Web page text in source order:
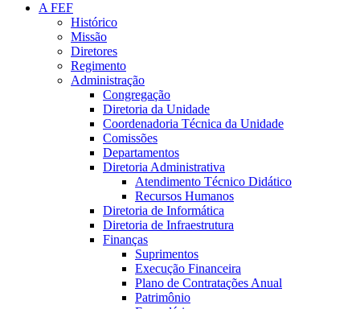
A FEF
Histórico
Missão
Diretores
Regimento
Administração
Congregação
Diretoria da Unidade
Coordenadoria Técnica da Unidade
Comissões
Departamentos
Diretoria Administrativa
Atendimento Técnico Didático
Recursos Humanos
Diretoria de Informática
Diretoria de Infraestrutura
Finanças
Suprimentos
Execução Financeira
Plano de Contratações Anual
Patrimônio